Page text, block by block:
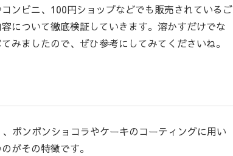
ンビニ、100円ショップなどでも販売されているご
について徹底検証していきます。溶かすだけでな
みましたので、ぜひ参考にしてみてくださいね。
ボンボンショコラやケーキのコーティングに用い
がその特徴です。